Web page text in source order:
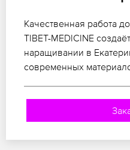
Качественная работа
TIBET-MEDICINE
наращивании в
современных